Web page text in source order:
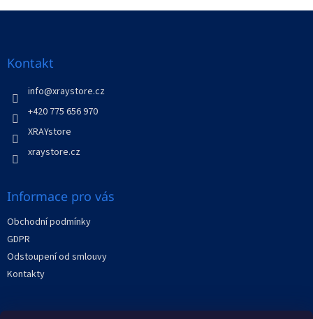
v
Z
Kontakt
info@xraystore.cz
+420 775 656 970
XRAYstore
xraystore.cz
Informace pro vás
Obchodní podmínky
GDPR
Odstoupení od smlouvy
Kontakty